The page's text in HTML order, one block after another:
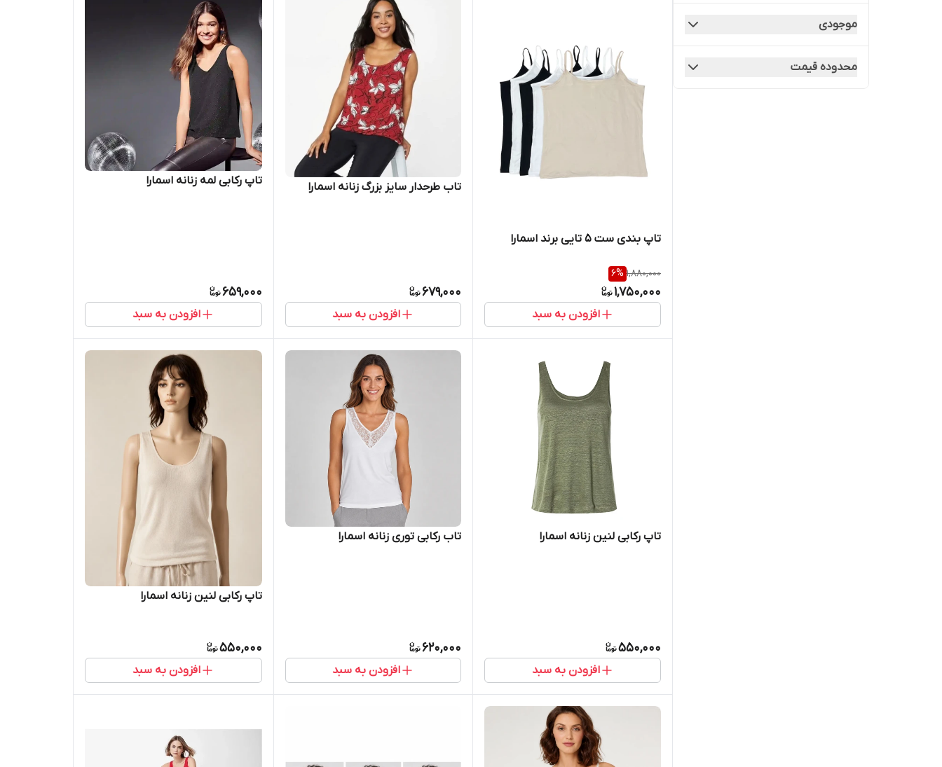
موجودی
محدوده قیمت
تاپ بندی ست 5 تایی برند اسمارا
1,880,000
6%
1,750,000
افزودن به سبد
تاب طرحدار سایز بزرگ زنانه اسمارا
679,000
افزودن به سبد
تاپ رکابی لمه زنانه اسمارا
659,000
افزودن به سبد
تاپ رکابی لنین زنانه اسمارا
550,000
افزودن به سبد
تاب رکابی توری زنانه اسمارا
620,000
افزودن به سبد
تاپ رکابی لنین زنانه اسمارا
550,000
افزودن به سبد